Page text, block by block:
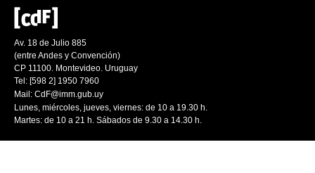
Av. 18 de Julio 885
(entre Andes y Convención)
CP 11100. Montevideo. Uruguay
Tel: [598 2] 1950 7960
Mail: CdF@imm.gub.uy
Lunes, miércoles, jueves, viernes: de 10 a 19.30 h.
Martes: de 10 a 21 h. Sábados de 9.30 a 14.30 h.